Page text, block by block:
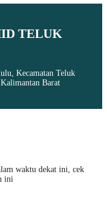
TELUK
Kecamatan Teluk
Barat
waktu dekat ini, cek
ini